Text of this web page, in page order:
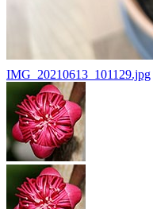
IMG_20210613_101129.jpg